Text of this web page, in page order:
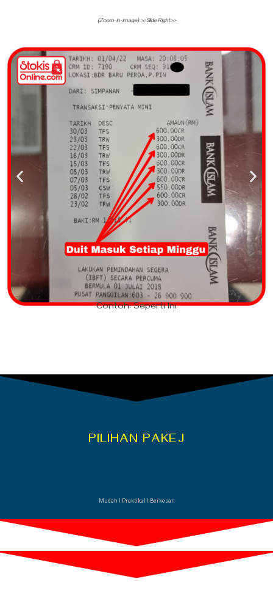
(Zoom-in-image) >>Slide Right>>
Contoh: Seperti Ini
PILIHAN PAKEJ
Mudah Ι Praktikal Ι Berkesan